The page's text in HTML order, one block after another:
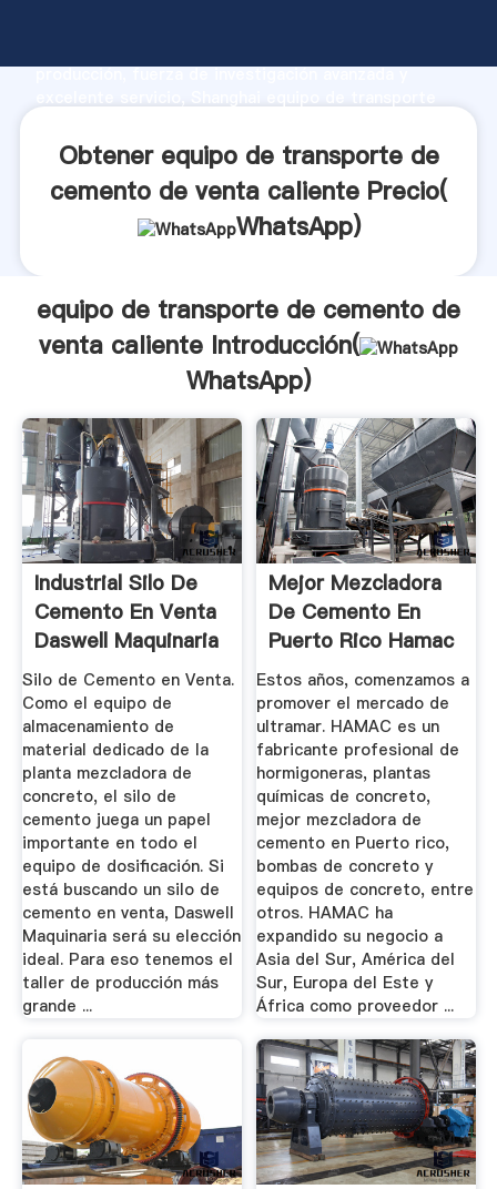
producción, fuerza de investigación avanzada y
valor y aporta valores a todos los clientes.
Obtener equipo de transporte de
cemento de venta caliente Precio(
WhatsApp)
equipo de transporte de cemento de
venta caliente Introducción(
WhatsApp)
Industrial Silo De
Cemento En Venta
Daswell Maquinaria
Silo de Cemento en Venta.
Como el equipo de
almacenamiento de
material dedicado de la
planta mezcladora de
concreto, el silo de
cemento juega un papel
importante en todo el
equipo de dosificación. Si
está buscando un silo de
cemento en venta, Daswell
Maquinaria será su elección
ideal. Para eso tenemos el
taller de producción más
grande ...
Mejor Mezcladora
De Cemento En
Puerto Rico Hamac
.
Estos años, comenzamos a
promover el mercado de
ultramar. HAMAC es un
fabricante profesional de
hormigoneras, plantas
químicas de concreto,
mejor mezcladora de
cemento en Puerto rico,
bombas de concreto y
equipos de concreto, entre
otros. HAMAC ha
expandido su negocio a
Asia del Sur, América del
Sur, Europa del Este y
África como proveedor ...